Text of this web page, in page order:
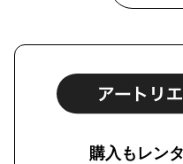
購入もレン